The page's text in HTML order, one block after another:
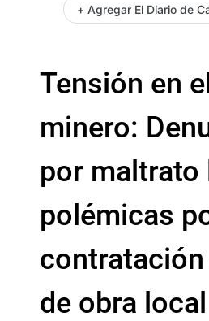
+ Agregar El Diario de
Tensión en
minero:
por maltrato
polémicas
de obra